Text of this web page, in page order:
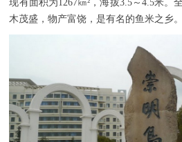
现有面积为1267㎞²，海拔3.5～4.5米。
木茂盛，物产富饶，是有名的鱼米之乡。